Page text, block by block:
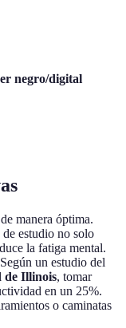
negro/digital
manera óptima.
de estudio no solo
la fatiga mental.
un estudio del
de Illinois, tomar
en un 25%.
o caminatas